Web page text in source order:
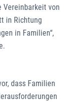
Vereinbarkeit von
in Richtung
in Familien“,
dass Familien